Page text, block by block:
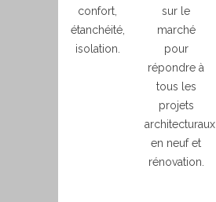
confort,
étanchéité,
isolation.
sur le
marché
pour
répondre à
tous les
projets
architecturaux
en neuf et
rénovation.